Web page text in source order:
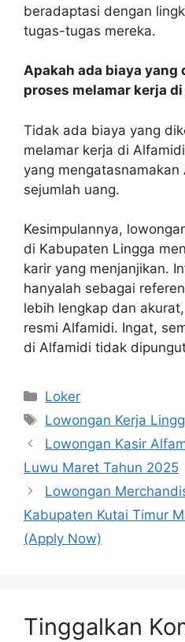
beradaptasi dengan
tugas-tugas mereka.
Apakah ada biaya
proses melamar kerja
Tidak ada biaya yang
melamar kerja di
yang
sejumlah uang.
Kesimpulannya,
di Kabupaten Lingga
karir yang menjanjikan.
hanyalah sebagai
lebih lengkap dan
resmi Alfamidi. Ingat,
di Alfamidi tidak
Kategori
Loker
Tag
Lowongan Kerja
Lowongan Kasir
Luwu Maret Tahun 2025
Lowongan
Kabupaten Kutai Timur
(Apply Now)
Tinggalkan